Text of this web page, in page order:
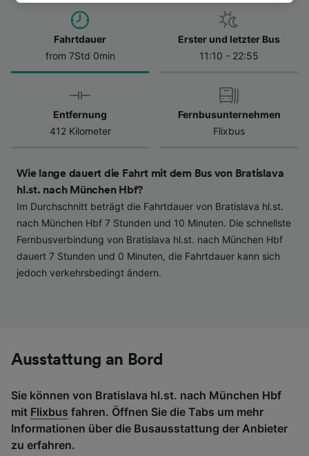
Fahrtdauer
from 7Std 0min
Erster und letzter Bus
11:10 - 22:55
Entfernung
412 Kilometer
Fernbusunternehmen
Flixbus
Wie lange dauert die Fahrt mit dem Bus von Bratislava
hl.st. nach München Hbf?
Im Durchschnitt beträgt die Fahrtdauer von Bratislava hl.st.
nach München Hbf 7 Stunden und 10 Minuten. Die schnellste
Fernbusverbindung von Bratislava hl.st. nach München Hbf
dauert 7 Stunden und 0 Minuten, die Fahrtdauer kann sich
jedoch verkehrsbedingt ändern.
Ausstattung an Bord
Sie können von Bratislava hl.st. nach München Hbf
mit Flixbus fahren. Öffnen Sie die Tabs um mehr
Informationen über die Busausstattung der Anbieter
zu erfahren.
besuchen Sie jederzeit die Seite der
Datenschutzrichtlinie. Diese Präferenzen
werden unseren Partnern signalisiert und
haben keinen Einfluss auf Surfdaten. Ihre
Daten werden nicht für Tracking-Zwecke
verwendet, wenn Sie uns gebeten haben, Ihr
Surfverhalten nicht zu verfolgen.
Wir und unsere Partner verarbeiten Daten, um
Verwendung genauer Standortdaten.
Endgeräteeigenschaften zur Identifikation
aktiv abfragen. Speichern von oder Zugriff auf
Informationen auf einem Endgerät.
Personalisierte Werbung und Inhalte, Messung
von Werbeleistung und der Performance von
Inhalten, Zielgruppenforschung sowie
Entwicklung und Verbesserung von
Angeboten.